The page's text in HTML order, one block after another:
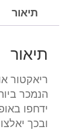
תיאור
תיאור
הנמכר
ידחפו
ובכך